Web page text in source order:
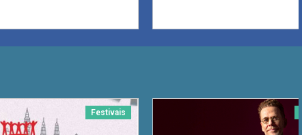
Festivais